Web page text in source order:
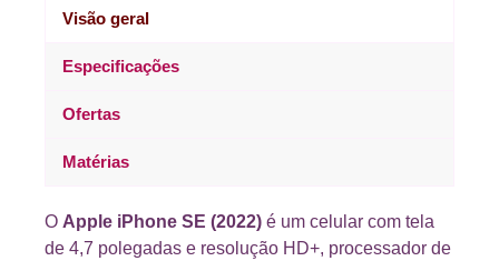
Visão geral
Especificações
Ofertas
Matérias
O Apple iPhone SE (2022) é um celular com tela
de 4,7 polegadas e resolução HD+, processador de